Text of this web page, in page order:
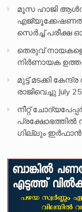
മൂസ ഹാജി
എജ്യൂക്കേഷണൽ
സെർച്ച് പരീക്ഷ
തെരുവ്
നിർണായക
മുട്ട് മടക്കി
രാജിവെച്ചു July
നീറ്റ്
പ്രക്ഷോഭത്തിൽ
ഗില്ലും